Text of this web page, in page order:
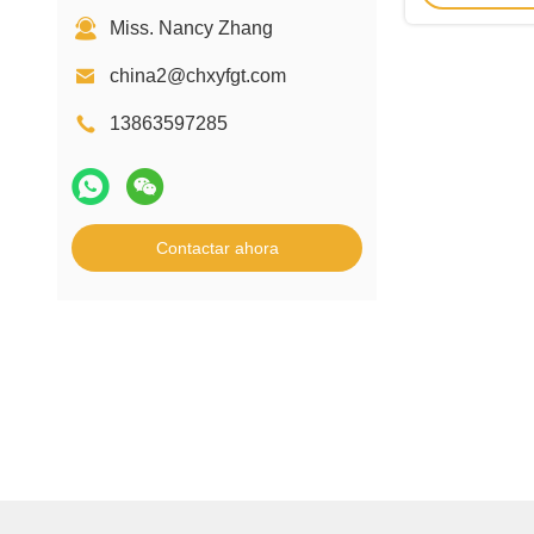
Miss. Nancy Zhang
china2@chxyfgt.com
13863597285
Contactar ahora